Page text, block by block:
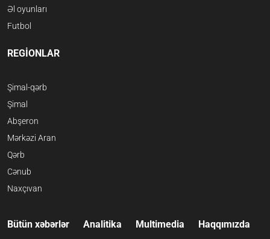
Əl oyunları
Futbol
REGİONLAR
Şimal-qərb
Şimal
Abşeron
Mərkəzi Aran
Qərb
Cənub
Naxçıvan
Bütün xəbərlər Analitika Multimedia
Haqqımızda